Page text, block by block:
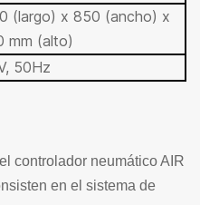
(largo) x 850 (ancho) x
mm (alto)
50Hz
controlador neumático AIR
en el sistema de